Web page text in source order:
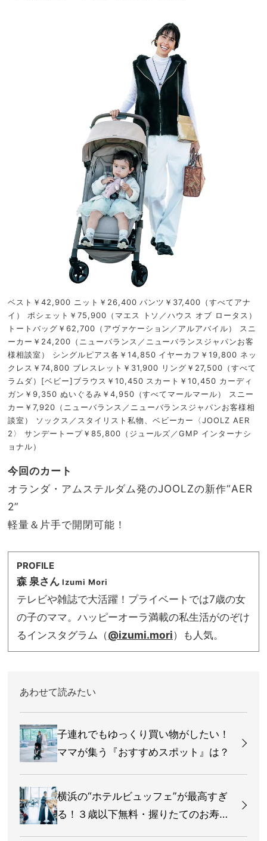
ベスト￥42,900 ニット￥26,400 パンツ￥37,400（すべてアナ
イ） ポシェット￥75,900（マエス トソ／ハウス オブ ロータス）
トートバッグ￥62,700（アヴァケーション／アルアバイル） スニ
ーカー￥24,200（ニューバランス／ニューバランスジャパンお客
様相談室） シングルピアス各￥14,850 イヤーカフ￥19,800 ネッ
クレス￥74,800 ブレスレット￥31,900 リング￥27,500（すべて
ラムダ）[ベビー]ブラウス￥10,450 スカート￥10,450 カーディ
ガン￥9,350 ぬいぐるみ￥4,950（すべてマールマール） スニー
カー￥7,920（ニューバランス／ニューバランスジャパンお客様相
談室） ソックス／スタイリスト私物、ベビーカー〈JOOLZ AER
2〉 サンデートープ￥85,800（ジュールズ／GMP インターナシ
ョナル）
今回のカート
オランダ・アムステルダム発のJOOLZの新作“AER
2”
軽量＆片手で開閉可能！
PROFILE
森 泉さん Izumi Mori
テレビや雑誌で大活躍！プライベートでは7歳の女
の子のママ。ハッピーオーラ満載の私生活がのぞけ
るインスタグラム（@izumi.mori）も人気。
あわせて読みたい
子連れでもゆっくり買い物がしたい！
ママが集う『おすすめスポット』は？
横浜の“ホテルビュッフェ”が最高すぎ
る！３歳以下無料・握りたてのお寿司